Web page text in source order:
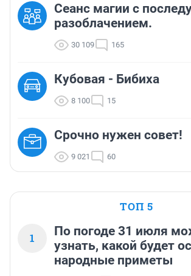
Сеанс магии с
разоблачением.
30 109 165
Кубовая - Бибиха
8 100 15
Срочно нужен совет!
9 021 60
ТОП 5
1
По погоде 31 июля
узнать, какой будет
народные приметы